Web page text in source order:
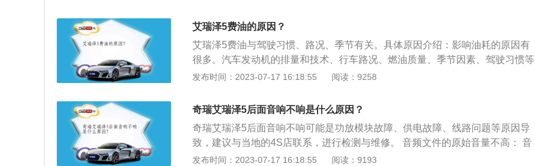
身存在硬件故障，或者使用寿命到期。可以尝试用新显示屏做测试，查看是否恢
复正常。
艾瑞泽5费油的原因？
艾瑞泽5费油与驾驶习惯、路况、季节有关。具体原因介绍：影响油耗的原因有
很多。汽车发动机的排量和技术、行车路况、燃油质量、季节因素、驾驶习惯等
等。在冬天或者夏天、路况拥堵、山路较多、发动机本身排量较高、燃油质量不
小窍门：起步切忌猛踩油门。汽车刚起步，轻踩油门是比较省油的方法，让汽车
缓慢起步；保持合理速度，匀速行驶。每小时60--90公里的速度，是比较省油的
速度，尽量保持匀速行驶；怠速时间不宜过长。怠速时间过长，必然会增加油
耗，特别是堵车时，堵车超过5分钟，建议关闭发动机。
发布时间：2023-07-17 16:18:55 阅读：9258
奇瑞艾瑞泽5后面音响不响是什么原因？
奇瑞艾瑞泽5后面音响不响可能是功放模块故障、供电故障、线路问题等原因导
致，建议与当地的4S店联系，进行检测与维修。 音频文件的原始音量不高： 音
乐文件本身码率就不高，音量也小。针对同一播放设备来说，一般不会小到跟蚊
发布时间：2023-07-17 16:18:55 阅读：9193